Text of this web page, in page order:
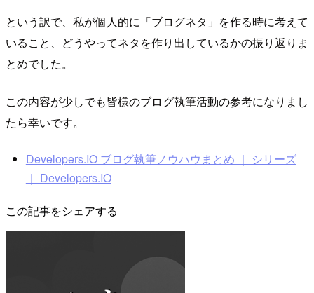
という訳で、私が個人的に「ブログネタ」を作る時に考えて
いること、どうやってネタを作り出しているかの振り返りま
とめでした。
この内容が少しでも皆様のブログ執筆活動の参考になりまし
たら幸いです。
Developers.IO ブログ執筆ノウハウまとめ ｜ シリーズ
｜ Developers.IO
この記事をシェアする